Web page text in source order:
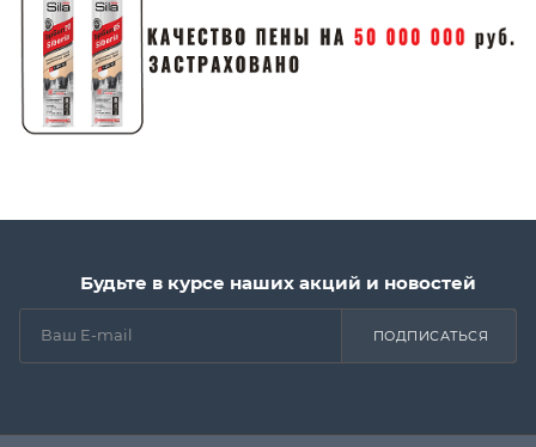
Будьте в курсе наших акций и новостей
ПОДПИСАТЬСЯ